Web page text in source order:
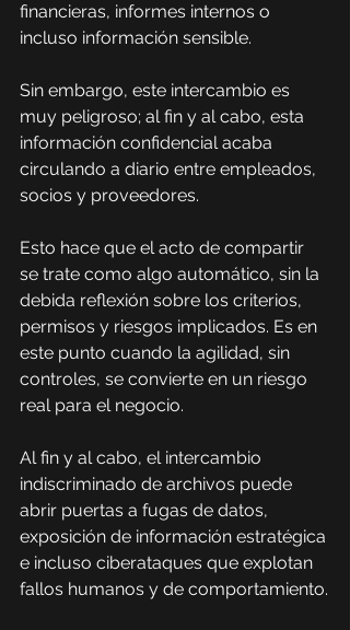
financieras, informes internos o
incluso información sensible.
Sin embargo, este intercambio es
muy peligroso; al fin y al cabo, esta
información confidencial acaba
circulando a diario entre empleados,
socios y proveedores.
Esto hace que el acto de compartir
se trate como algo automático, sin la
debida reflexión sobre los criterios,
permisos y riesgos implicados. Es en
este punto cuando la agilidad, sin
controles, se convierte en un riesgo
real para el negocio.
Al fin y al cabo, el intercambio
indiscriminado de archivos puede
abrir puertas a fugas de datos,
exposición de información estratégica
e incluso ciberataques que explotan
fallos humanos y de comportamiento.